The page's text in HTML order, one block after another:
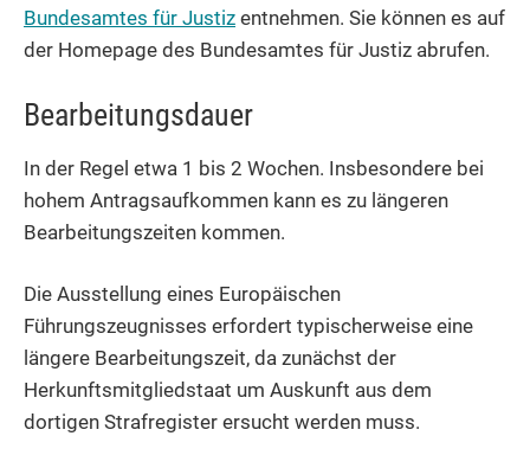
Bundesamtes für Justiz entnehmen. Sie können es auf
der Homepage des Bundesamtes für Justiz abrufen.
Bearbeitungsdauer
In der Regel etwa 1 bis 2 Wochen. Insbesondere bei
hohem Antragsaufkommen kann es zu längeren
Bearbeitungszeiten kommen.
Die Ausstellung eines Europäischen
Führungszeugnisses erfordert typischerweise eine
längere Bearbeitungszeit, da zunächst der
Herkunftsmitgliedstaat um Auskunft aus dem
dortigen Strafregister ersucht werden muss.